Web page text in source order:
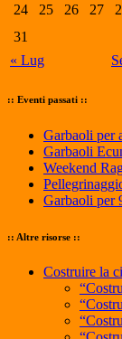
24
25 26 27
31
« Lug
:: Eventi passati ::
Garbaoli per
Garbaoli
Weekend
Garbaoli per
:: Altre risorse ::
Costruire la